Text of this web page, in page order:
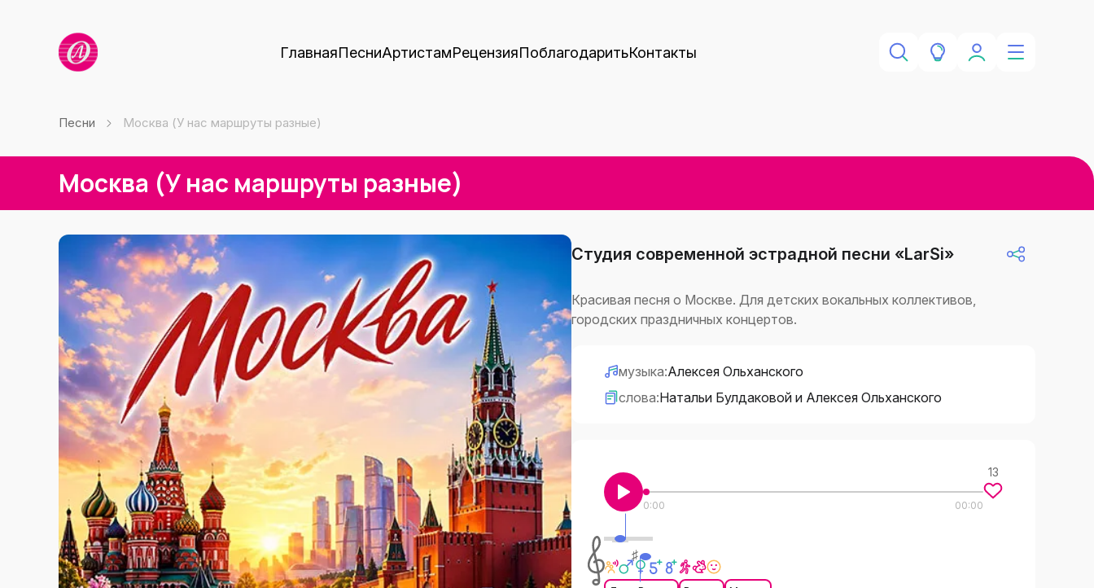
ГлавнаяПесниАртистамРецензияПоблагодаритьКонтакты
Песни Москва (У нас маршруты разные)
Москва (У нас маршруты разные)
Студия современной эстрадной песни «LarSi»
Красивая песня о Москве. Для детских вокальных коллективов,
городских праздничных концертов.
музыка:Алексея Ольханского
слова:Натальи Булдаковой и Алексея Ольханского
0:00 00:00
13
♯